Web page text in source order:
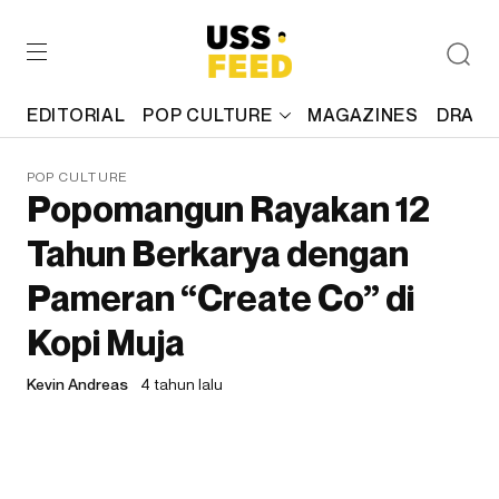
EDITORIAL POP CULTURE MAGAZINES
POP CULTURE
Popomangun Rayakan 12
Tahun Berkarya dengan
Pameran “Create Co” di
Kopi Muja
Kevin Andreas 4 tahun lalu